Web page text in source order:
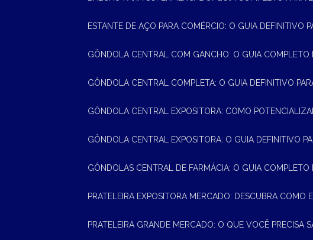
ESTANTE DE AÇO PARA COMÉRCIO: O GUIA DEFINITIVO
GÔNDOLA CENTRAL COM GANCHO: O GUIA COMPLETO
GÔNDOLA CENTRAL COMPLETA: O GUIA DEFINITIVO
GÔNDOLA CENTRAL EXPOSITORA: COMO
GÔNDOLA CENTRAL EXPOSITORA: O GUIA DEFINITIVO
GÔNDOLAS CENTRAL DE FARMÁCIA: O GUIA COMPLETO
PRATELEIRA EXPOSITORA MERCADO: DESCUBRA COMO
PRATELEIRA GRANDE MERCADO: O QUE VOCÊ PRECISA